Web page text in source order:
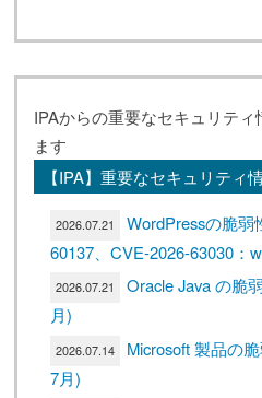
IPAからの重要なセキュリテ
ます
【IPA】重要なセキュリティ
2026.07.21
WordPressの脆弱
60137、CVE-2026-63030：
2026.07.21
Oracle Java の脆
月)
2026.07.14
Microsoft 製品の
7月)